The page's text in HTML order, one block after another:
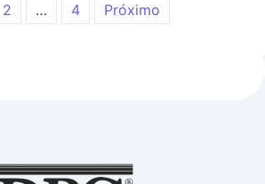
2 … 4 Próximo